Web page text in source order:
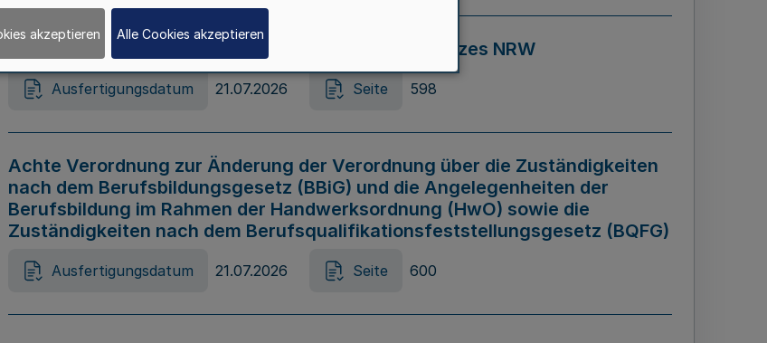
Gesetz zur Änderung des Online-Casinospiel Gesetzes NRW
Ausfertigungsdatum 21.07.2026 Seite 598
Achte Verordnung zur Änderung der Verordnung über die Zuständigkeiten
nach dem Berufsbildungsgesetz (BBiG) und die Angelegenheiten der
Berufsbildung im Rahmen der Handwerksordnung (HwO) sowie die
Zuständigkeiten nach dem Berufsqualifikationsfeststellungsgesetz (BQFG)
Ausfertigungsdatum 21.07.2026 Seite 600
akzeptieren Alle Cookies akzeptieren